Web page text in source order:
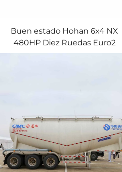
Buen estado Hohan 6x4 NX
480HP Diez Ruedas Euro2
Sinotruk Howo Cabeza de